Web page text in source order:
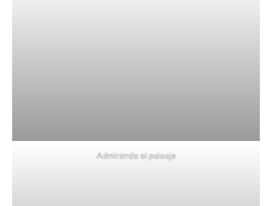
Admirando el paisaje